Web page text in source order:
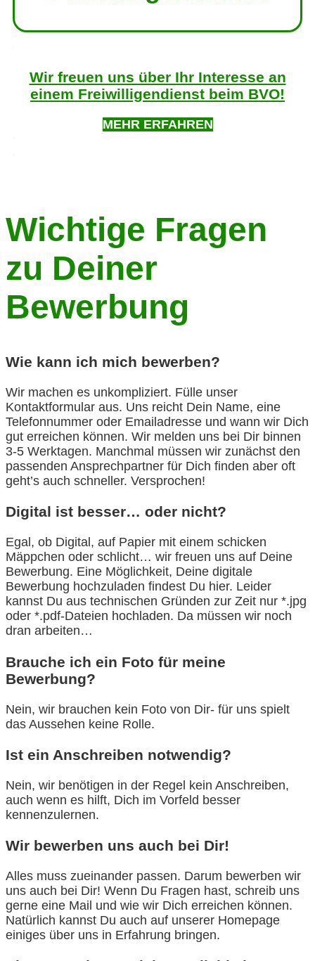
Wir freuen uns über Ihr Interesse an
einem Freiwilligendienst beim BVO!
MEHR ERFAHREN
Wichtige Fragen
zu Deiner
Bewerbung
Wie kann ich mich bewerben?
Wir machen es unkompliziert. Fülle unser
Kontaktformular aus. Uns reicht Dein Name, eine
Telefonnummer oder Emailadresse und wann wir Dich
gut erreichen können. Wir melden uns bei Dir binnen
3-5 Werktagen. Manchmal müssen wir zunächst den
passenden Ansprechpartner für Dich finden aber oft
geht’s auch schneller. Versprochen!
Digital ist besser… oder nicht?
Egal, ob Digital, auf Papier mit einem schicken
Mäppchen oder schlicht… wir freuen uns auf Deine
Bewerbung. Eine Möglichkeit, Deine digitale
Bewerbung hochzuladen findest Du hier. Leider
kannst Du aus technischen Gründen zur Zeit nur *.jpg
oder *.pdf-Dateien hochladen. Da müssen wir noch
dran arbeiten…
Brauche ich ein Foto für meine
Bewerbung?
Nein, wir brauchen kein Foto von Dir- für uns spielt
das Aussehen keine Rolle.
Ist ein Anschreiben notwendig?
Nein, wir benötigen in der Regel kein Anschreiben,
auch wenn es hilft, Dich im Vorfeld besser
kennenzulernen.
Wir bewerben uns auch bei Dir!
Alles muss zueinander passen. Darum bewerben wir
uns auch bei Dir! Wenn Du Fragen hast, schreib uns
gerne eine Mail und wie wir Dich erreichen können.
Natürlich kannst Du auch auf unserer Homepage
einiges über uns in Erfahrung bringen.